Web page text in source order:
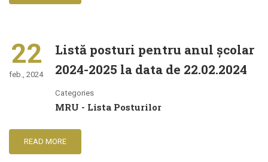
22
feb., 2024
Listă posturi pentru anul şcolar
2024-2025 la data de 22.02.2024
Categories
MRU - Lista Posturilor
READ MORE